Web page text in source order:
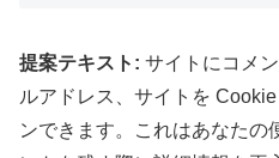
提案テキスト: サイトにコメ
ルアドレス、サイトを
ンできます。これはあなたの